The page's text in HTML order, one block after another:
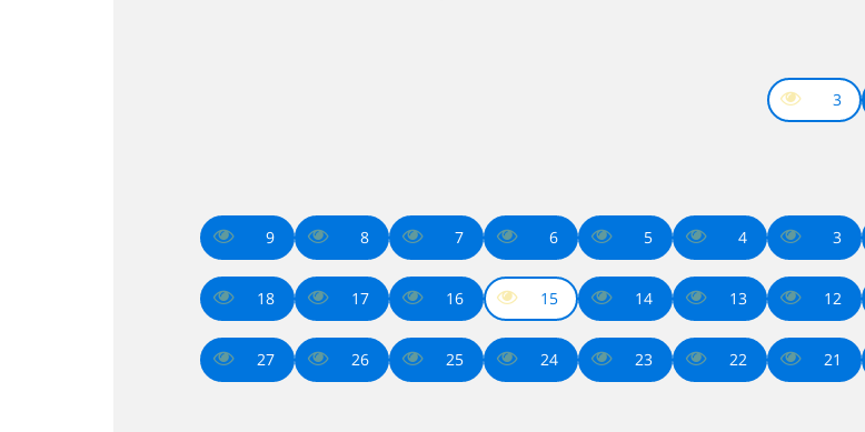
3
3
4
5
6
7
8
9
12
13
14
15
16
17
18
21
22
23
24
25
26
27